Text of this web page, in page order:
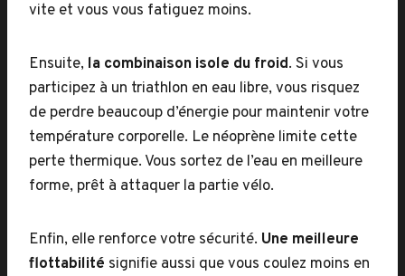
vite et vous vous fatiguez moins.
Ensuite, la combinaison isole du froid. Si vous
participez à un triathlon en eau libre, vous risquez
de perdre beaucoup d’énergie pour maintenir votre
température corporelle. Le néoprène limite cette
perte thermique. Vous sortez de l’eau en meilleure
forme, prêt à attaquer la partie vélo.
Enfin, elle renforce votre sécurité. Une meilleure
flottabilité signifie aussi que vous coulez moins en